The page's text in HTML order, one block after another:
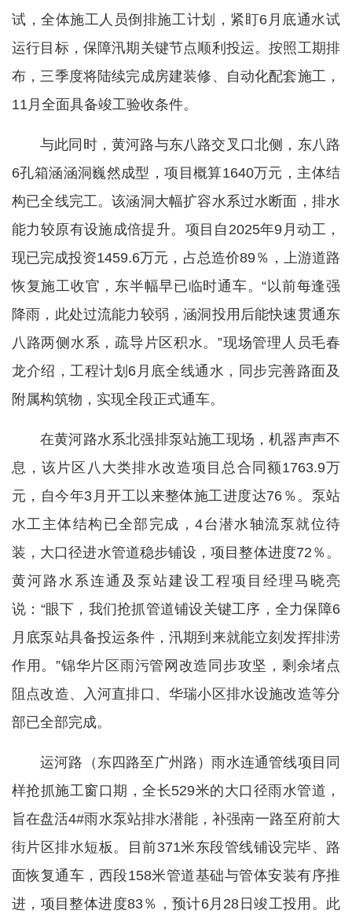
试，全体施工人员倒排施工计划，紧盯6月底通水试
运行目标，保障汛期关键节点顺利投运。按照工期排
布，三季度将陆续完成房建装修、自动化配套施工，
11月全面具备竣工验收条件。
与此同时，黄河路与东八路交叉口北侧，东八路
6孔箱涵涵洞巍然成型，项目概算1640万元，主体结
构已全线完工。该涵洞大幅扩容水系过水断面，排水
能力较原有设施成倍提升。项目自2025年9月动工，
现已完成投资1459.6万元，占总造价89％，上游道路
恢复施工收官，东半幅早已临时通车。“以前每逢强
降雨，此处过流能力较弱，涵洞投用后能快速贯通东
八路两侧水系，疏导片区积水。”现场管理人员毛春
龙介绍，工程计划6月底全线通水，同步完善路面及
附属构筑物，实现全段正式通车。
在黄河路水系北强排泵站施工现场，机器声声不
息，该片区八大类排水改造项目总合同额1763.9万
元，自今年3月开工以来整体施工进度达76％。泵站
水工主体结构已全部完成，4台潜水轴流泵就位待
装，大口径进水管道稳步铺设，项目整体进度72％。
黄河路水系连通及泵站建设工程项目经理马晓亮
说：“眼下，我们抢抓管道铺设关键工序，全力保障6
月底泵站具备投运条件，汛期到来就能立刻发挥排涝
作用。”锦华片区雨污管网改造同步攻坚，剩余堵点
阻点改造、入河直排口、华瑞小区排水设施改造等分
部已全部完成。
运河路（东四路至广州路）雨水连通管线项目同
样抢抓施工窗口期，全长529米的大口径雨水管道，
旨在盘活4#雨水泵站排水潜能，补强南一路至府前大
街片区排水短板。目前371米东段管线铺设完毕、路
面恢复通车，西段158米管道基础与管体安装有序推
进，项目整体进度83％，预计6月28日竣工投用。此